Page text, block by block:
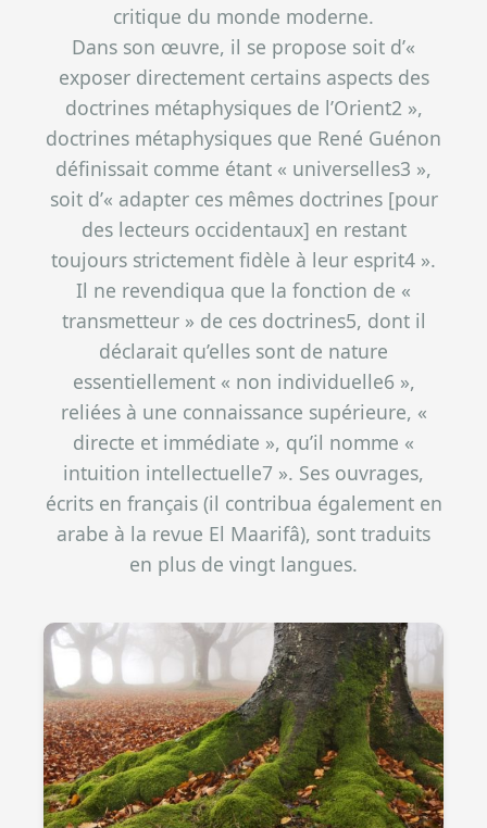
critique du monde moderne.
Dans son œuvre, il se propose soit d’«
exposer directement certains aspects des
doctrines métaphysiques de l’Orient2 »,
doctrines métaphysiques que René Guénon
définissait comme étant « universelles3 »,
soit d’« adapter ces mêmes doctrines [pour
des lecteurs occidentaux] en restant
toujours strictement fidèle à leur esprit4 ».
Il ne revendiqua que la fonction de «
transmetteur » de ces doctrines5, dont il
déclarait qu’elles sont de nature
essentiellement « non individuelle6 »,
reliées à une connaissance supérieure, «
directe et immédiate », qu’il nomme «
intuition intellectuelle7 ». Ses ouvrages,
écrits en français (il contribua également en
arabe à la revue El Maarifâ), sont traduits
en plus de vingt langues.